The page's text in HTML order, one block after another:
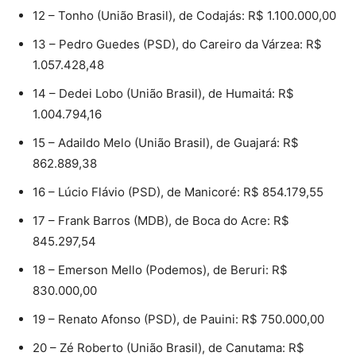
12 – Tonho (União Brasil), de Codajás: R$ 1.100.000,00
13 – Pedro Guedes (PSD), do Careiro da Várzea: R$
1.057.428,48
14 – Dedei Lobo (União Brasil), de Humaitá: R$
1.004.794,16
15 – Adaildo Melo (União Brasil), de Guajará: R$
862.889,38
16 – Lúcio Flávio (PSD), de Manicoré: R$ 854.179,55
17 – Frank Barros (MDB), de Boca do Acre: R$
845.297,54
18 – Emerson Mello (Podemos), de Beruri: R$
830.000,00
19 – Renato Afonso (PSD), de Pauini: R$ 750.000,00
20 – Zé Roberto (União Brasil), de Canutama: R$